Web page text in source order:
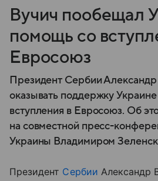
Вучич пообещал
помощь со
Евросоюз
Президент Сербии
оказывать поддержку
вступления в Евросоюз. Об
на совместной пресс-
Украины Владимиром
Президент Сербии Александр